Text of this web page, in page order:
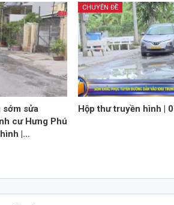
sớm sửa
cư Hưng Phú
hình |…
CHUYÊN ĐỀ
Hộp thư truyền hình |